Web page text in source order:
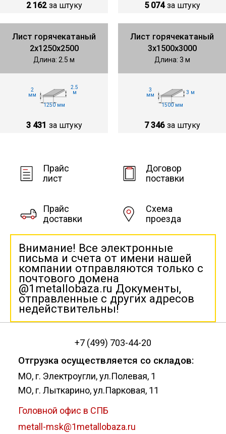
2 162 за штуку 5 074 за штуку
Лист горячекатаный
2х1250х2500
Длина: 2.5 м
2
мм
2.5
м
1250 мм
3 431 за штуку
Лист горячекатаный
3х1500х3000
Длина: 3 м
3
мм
3 м
1500 мм
7 346 за штуку
Прайс
лист
Договор
поставки
Прайс
доставки
Схема
проезда
Внимание! Все электронные
письма и счета от имени нашей
компании отправляются только с
почтового домена
@1metallobaza.ru Документы,
отправленные с других адресов
недействительны!
+7 (499) 703-44-20
Отгрузка осуществляется со складов:
МО, г. Электроугли, ул.Полевая, 1
МО, г. Лыткарино, ул.Парковая, 11
Головной офис в СПБ
metall-msk@1metallobaza.ru